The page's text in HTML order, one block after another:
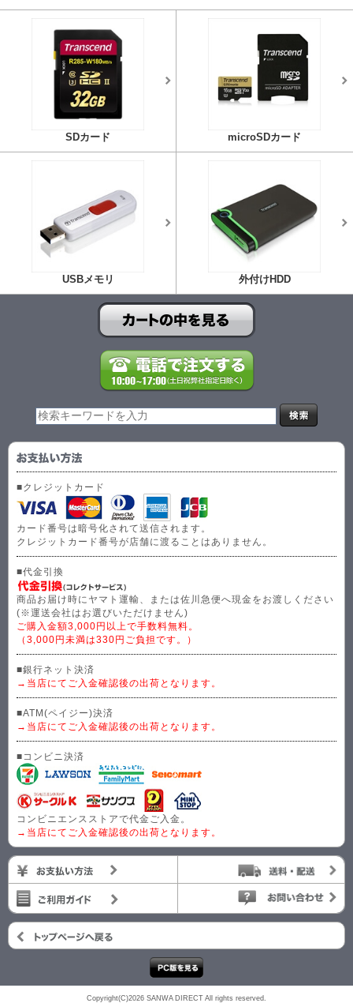
SDカード microSDカード
USBメモリ 外付けHDD
■クレジットカード
カード番号は暗号化されて送信されます。
クレジットカード番号が店舗に渡ることはありません。
■代金引換
商品お届け時にヤマト運輸、または佐川急便へ現金をお渡しください
(※運送会社はお選びいただけません)
ご購入金額3,000円以上で手数料無料。
（3,000円未満は330円ご負担です。）
■銀行ネット決済
→当店にてご入金確認後の出荷となります。
■ATM(ペイジー)決済
→当店にてご入金確認後の出荷となります。
■コンビニ決済
コンビニエンスストアで代金ご入金。
→当店にてご入金確認後の出荷となります。
Copyright(C)2026 SANWA DIRECT All rights reserved.